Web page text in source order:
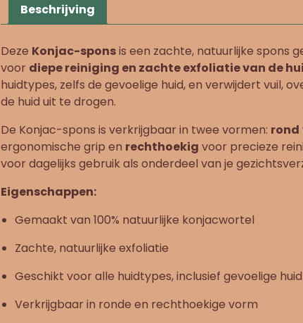
Beschrijving
Deze Konjac-sponsis een zachte, natuurlijke spons
voor diepe reiniging en zachte exfoliatie van de
huidtypes, zelfs de gevoelige huid, en verwijdert vuil,
de huid uit te drogen.
De Konjac-spons is verkrijgbaar in twee vormen: rond
ergonomische grip en rechthoekig voor precieze
voor dagelijks gebruik als onderdeel van je
Eigenschappen:
Gemaakt van 100% natuurlijke konjacwortel
Zachte, natuurlijke exfoliatie
Geschikt voor alle huidtypes, inclusief gevoelige huid
Verkrijgbaar in ronde en rechthoekige vorm